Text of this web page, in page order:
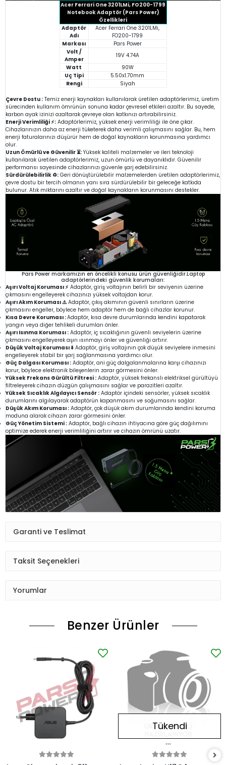
Acer Ferrari One 3201LMi, FO200-1799
Notebook Adaptör (Pars Power)
Özellikleri
Adaptör
Adı
Acer Ferrari One 3201LMi,
FO200-1799
Markası
Pars Power
Volt /
Amper
19V 4.74A
Watt
90W
Uç Tipi
5.50x1.70mm
Rengi
Siyah
Çevre Dostu : Temiz enerji kaynakları kullanılarak üretilen adaptörlerimiz, üretim
sürecinden kullanım ömrünün sonuna kadar çevresel etkileri azaltır. Bu sayede,
karbon ayak izinizi azaltarak çevreye olan katkınızı artırabilirsiniz.
Enerji Verimliliği ⚡: Adaptörlerimiz, yüksek enerji verimliliği ile öne çıkar.
Cihazlarınızın daha az enerji tüketerek daha verimli çalışmasını sağlar. Bu, hem
enerji faturalarınızı düşürür hem de doğal kaynakların korunmasına yardımcı
olur.
Uzun Ömürlü ve Güvenilir ⏳: Yüksek kaliteli malzemeler ve ileri teknoloji
kullanılarak üretilen adaptörlerimiz, uzun ömürlü ve dayanıklıdır. Güvenilir
performansı sayesinde cihazlarınızı güvenle şarj edebilirsiniz.
Sürdürülebilirlik ♻️: Geri dönüştürülebilir malzemelerden üretilen adaptörlerimiz,
çevre dostu bir tercih olmanın yanı sıra sürdürülebilir bir geleceğe katkıda
bulunur. Atık miktarını azaltır ve doğal kaynakların korunmasını destekler.
Pars Power markamızın en öncelikli konusu ürün güvenliğidir.Laptop
adaptörlerindeki güvenlik korumaları:
Aşırı Voltaj Koruması ⚡ Adaptör, giriş voltajının belirli bir seviyenin üzerine
çıkmasını engelleyerek cihazınızı yüksek voltajdan korur.
Aşırı Akım Koruması ⚠️Adaptör, çıkış akımının güvenli sınırların üzerine
çıkmasını engeller, böylece hem adaptör hem de bağlı cihazlar korunur.
Kısa Devre Koruması :Adaptör, kısa devre durumlarında kendini kapatarak
yangın veya diğer tehlikeli durumları önler.
Aşırı Isınma Koruması : Adaptör, iç sıcaklığının güvenli seviyelerin üzerine
çıkmasını engelleyerek aşırı ısınmayı önler ve güvenliği artırır.
Düşük Voltaj Koruması ⬇️ Adaptör, giriş voltajının çok düşük seviyelere inmesini
engelleyerek stabil bir şarj sağlanmasına yardımcı olur.
Güç Dalgası Koruması : Adaptör, ani güç dalgalanmalarına karşı cihazınızı
korur, böylece elektronik bileşenlerin zarar görmesini önler.
Yüksek Frekans Gürültü Filtresi : Adaptör, yüksek frekanslı elektriksel gürültüyü
filtreleyerek cihazın düzgün çalışmasını sağlar ve parazitleri azaltır.
Yüksek Sıcaklık Algılayıcı Sensör : Adaptör içindeki sensörler, yüksek sıcaklık
durumlarını algılayarak adaptörün kapanmasını ve soğumasını sağlar.
Düşük Akım Koruması : Adaptör, çok düşük akım durumlarında kendini koruma
moduna alarak cihazın zarar görmesini önler.
Güç Yönetim Sistemi : Adaptör, bağlı cihazın ihtiyacına göre güç dağılımını
optimize ederek enerji verimliliğini artırır ve cihazın ömrünü uzatır.
Garanti ve Teslimat
Taksit Seçenekleri
Yorumlar
Benzer Ürünler
Tükendi